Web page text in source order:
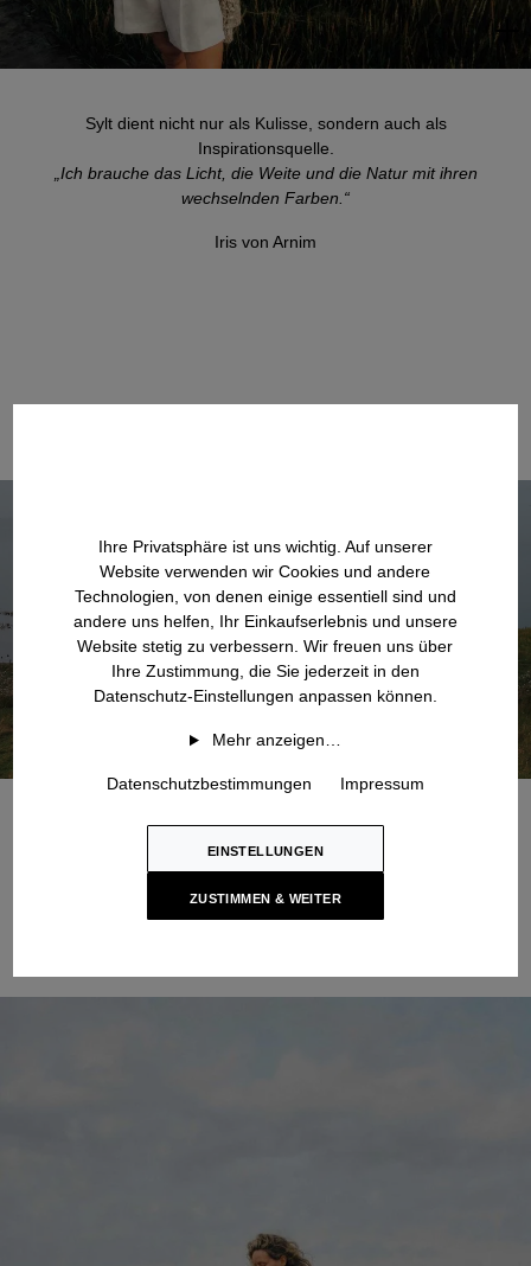
Sylt dient nicht nur als Kulisse, sondern auch als
Inspirationsquelle.
„Ich brauche das Licht, die Weite und die Natur mit ihren
wechselnden Farben.“
Iris von Arnim
Ihre Privatsphäre ist uns wichtig. Auf unserer
Website verwenden wir Cookies und andere
Technologien, von denen einige essentiell sind und
andere uns helfen, Ihr Einkaufserlebnis und unsere
Website stetig zu verbessern. Wir freuen uns über
Ihre Zustimmung, die Sie jederzeit in den
Datenschutz-Einstellungen anpassen können.
Mehr anzeigen…
Datenschutzbestimmungen Impressum
EINSTELLUNGEN
ZUSTIMMEN & WEITER